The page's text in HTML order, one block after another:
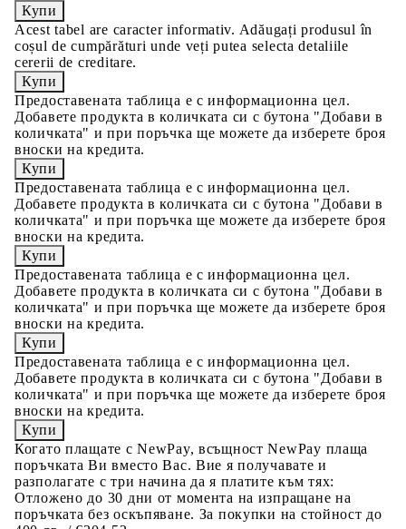
Acest tabel are caracter informativ. Adăugați produsul în
coșul de cumpărături unde veți putea selecta detaliile
cererii de creditare.
Предоставената таблица е с информационна цел.
Добавете продукта в количката си с бутона "Добави в
количката" и при поръчка ще можете да изберете броя
вноски на кредита.
Предоставената таблица е с информационна цел.
Добавете продукта в количката си с бутона "Добави в
количката" и при поръчка ще можете да изберете броя
вноски на кредита.
Предоставената таблица е с информационна цел.
Добавете продукта в количката си с бутона "Добави в
количката" и при поръчка ще можете да изберете броя
вноски на кредита.
Предоставената таблица е с информационна цел.
Добавете продукта в количката си с бутона "Добави в
количката" и при поръчка ще можете да изберете броя
вноски на кредита.
Когато плащате с NewPay, всъщност NewPay плаща
поръчката Ви вместо Вас. Вие я получавате и
разполагате с три начина да я платите към тях:
Отложено до 30 дни от момента на изпращане на
поръчката без оскъпяване. За покупки на стойност до